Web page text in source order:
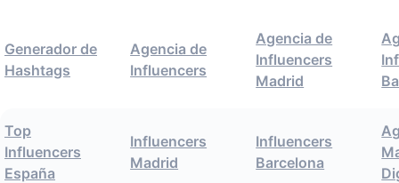
Generador de
Hashtags
Agencia de
Influencers
Agencia de
Influencers
Madrid
Top
Influencers
España
Influencers
Madrid
Influencers
Barcelona